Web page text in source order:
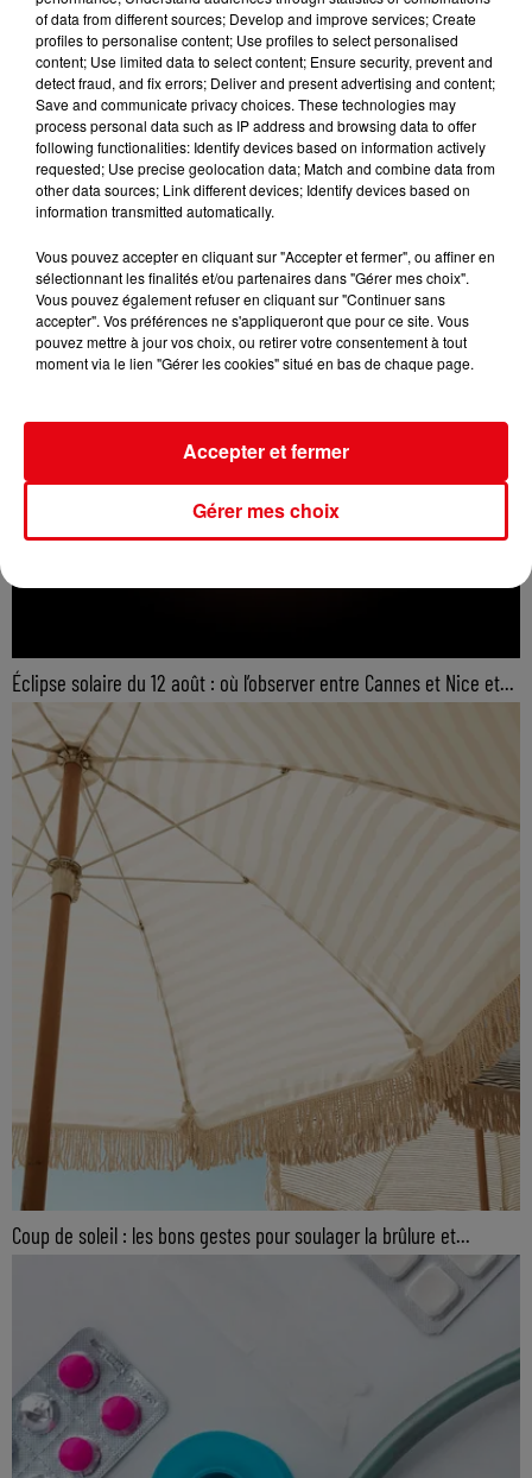
Incendie au Mont-Boron : deux jeunes condamnés à six mois de
prison...
Éclipse solaire du 12 août : où l’observer entre Cannes et Nice et...
Coup de soleil : les bons gestes pour soulager la brûlure et...
of data from different sources; Develop and improve services; Create
profiles to personalise content; Use profiles to select personalised
content; Use limited data to select content; Ensure security, prevent and
detect fraud, and fix errors; Deliver and present advertising and content;
Save and communicate privacy choices. These technologies may
process personal data such as IP address and browsing data to offer
following functionalities: Identify devices based on information actively
requested; Use precise geolocation data; Match and combine data from
other data sources; Link different devices; Identify devices based on
information transmitted automatically.
Vous pouvez accepter en cliquant sur "Accepter et fermer", ou affiner en
sélectionnant les finalités et/ou partenaires dans "Gérer mes choix".
Vous pouvez également refuser en cliquant sur "Continuer sans
accepter". Vos préférences ne s'appliqueront que pour ce site. Vous
pouvez mettre à jour vos choix, ou retirer votre consentement à tout
moment via le lien "Gérer les cookies" situé en bas de chaque page.
Gérer mes choix
Accepter et fermer